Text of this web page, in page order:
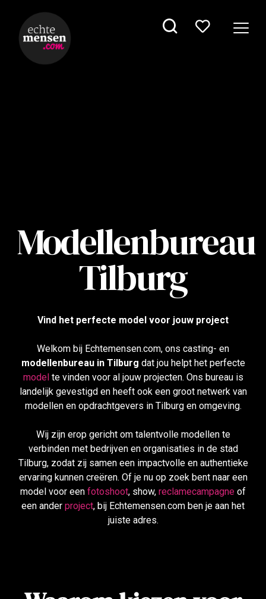
Modellenbureau
Tilburg
Vind het perfecte model voor jouw project
Welkom bij Echtemensen.com, ons casting- en
modellenbureau in Tilburg dat jou helpt het perfecte
modelte vinden voor al jouw projecten. Ons bureau is
landelijk gevestigd en heeft ook een groot netwerk van
modellen en opdrachtgevers in Tilburg en omgeving.
Wij zijn erop gericht om talentvolle modellen te
verbinden met bedrijven en organisaties in de stad
Tilburg, zodat zij samen een impactvolle en authentieke
ervaring kunnen creëren. Of je nu op zoek bent naar een
model voor een fotoshoot, show, reclamecampagne of
een ander project, bij Echtemensen.com ben je aan het
juiste adres.